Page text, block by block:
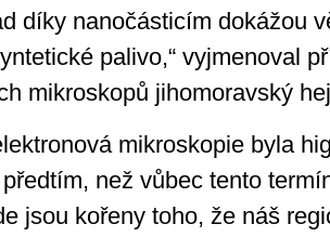
díky nanočásticím dokážou
palivo,“ vyjmenoval
mikroskopů jihomoravský
mikroskopie byla
než vůbec tento
jsou kořeny toho, že náš